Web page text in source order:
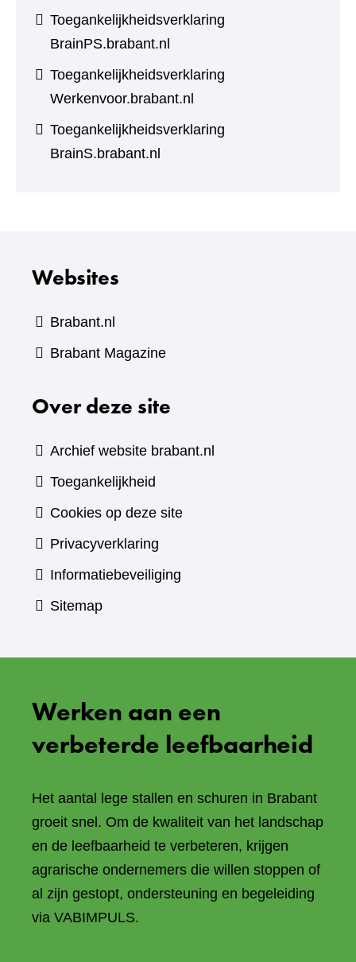
Toegankelijkheidsverklaring
BrainPS.brabant.nl
Toegankelijkheidsverklaring
Werkenvoor.brabant.nl
Toegankelijkheidsverklaring
BrainS.brabant.nl
Websites
Brabant.nl
Brabant Magazine(verwijst
een
website)
Over deze site
Archief website brabant.nl
Toegankelijkheid
Cookies op deze site
Privacyverklaring
Informatiebeveiliging
Sitemap
Werken aan een
verbeterde leefbaarheid
Het aantal lege stallen en schuren in Brabant
groeit snel. Om de kwaliteit van het landschap
en de leefbaarheid te verbeteren, krijgen
agrarische ondernemers die willen stoppen of
al zijn gestopt, ondersteuning en begeleiding
via VABIMPULS.